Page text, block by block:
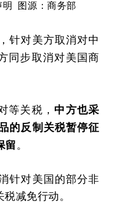
图源：商务部
针对美方取消对中
同步取消对美 国商
等关税 ， 中方也采
的反制关税暂停征
留。
针对美国的部分非
减免行动。